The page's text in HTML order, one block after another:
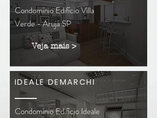
Condomínio Edifício Villa
Verde - Arujá SP
Veja mais >
IDEALE DEMARCHI
Condomínio Edifício Ideale